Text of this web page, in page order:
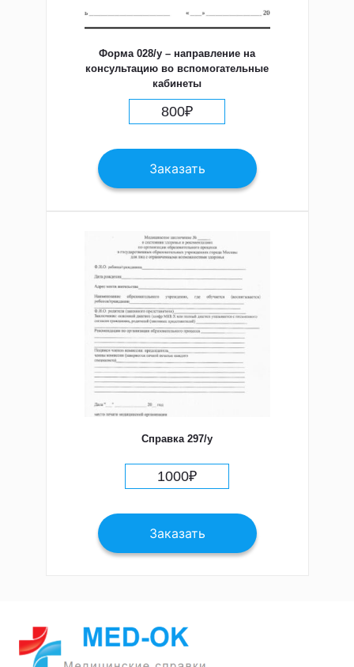
Форма 028/у – направление на
консультацию во вспомогательные
кабинеты
800₽
Заказать
Справка 297/у
1000₽
Заказать